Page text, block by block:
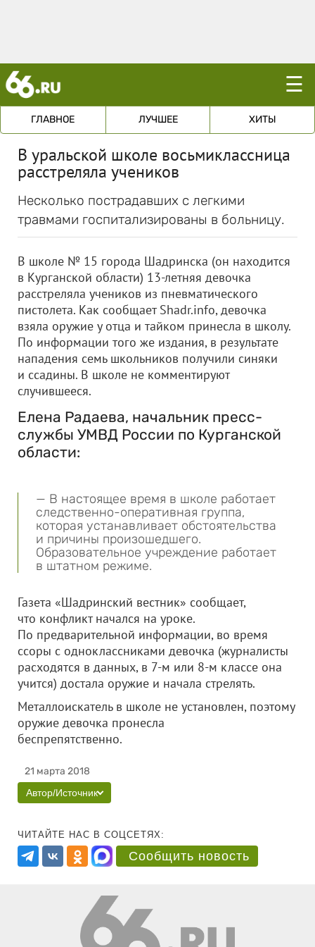
☰
ГЛАВНОЕ ЛУЧШЕЕ ХИТЫ
В уральской школе восьмиклассница
расстреляла учеников
Несколько пострадавших с легкими
травмами госпитализированы в больницу.
В школе № 15 города Шадринска (он находится
в Курганской области) 13-летняя девочка
расстреляла учеников из пневматического
пистолета. Как сообщает Shadr.info, девочка
взяла оружие у отца и тайком принесла в школу.
По информации того же издания, в результате
нападения семь школьников получили синяки
и ссадины. В школе не комментируют
случившееся.
Елена Радаева, начальник пресс-
службы УМВД России по Курганской
области:
— В настоящее время в школе работает
следственно-оперативная группа,
которая устанавливает обстоятельства
и причины произошедшего.
Образовательное учреждение работает
в штатном режиме.
Газета «Шадринский вестник» сообщает,
что конфликт начался на уроке.
По предварительной информации, во время
ссоры с одноклассниками девочка (журналисты
расходятся в данных, в 7-м или 8-м классе она
учится) достала оружие и начала стрелять.
Металлоискатель в школе не установлен, поэтому
оружие девочка пронесла
беспрепятственно.
21 марта 2018
Автор/Источник
ЧИТАЙТЕ НАС В СОЦСЕТЯХ:
Сообщить новость